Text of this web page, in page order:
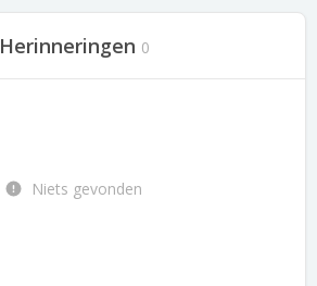
Herinneringen 0
Niets gevonden